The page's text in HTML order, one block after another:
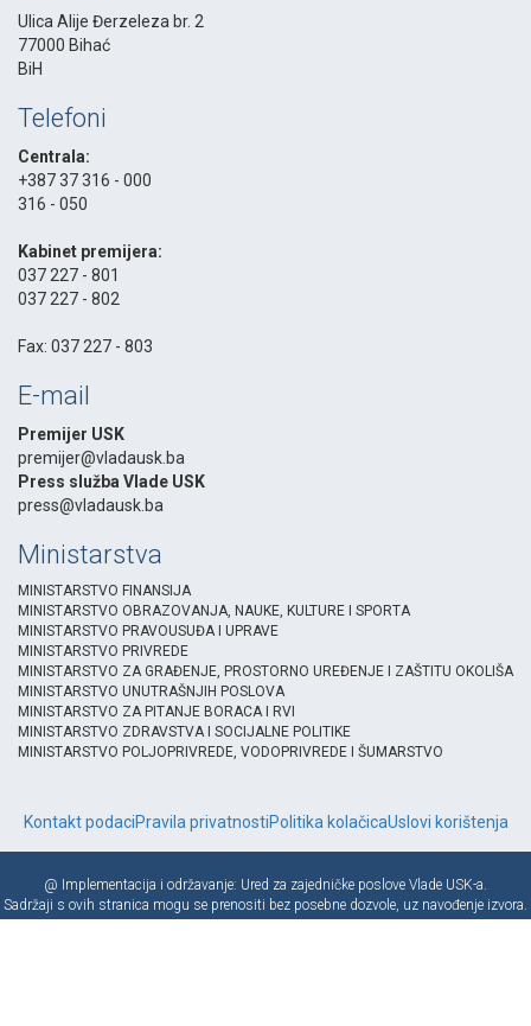
Ulica Alije Đerzeleza br. 2
77000 Bihać
BiH
Telefoni
Centrala:
+387 37 316 - 000
316 - 050
Kabinet premijera:
037 227 - 801
037 227 - 802
Fax: 037 227 - 803
E-mail
Premijer USK
premijer@vladausk.ba
Press služba Vlade USK
press@vladausk.ba
Ministarstva
MINISTARSTVO FINANSIJA
MINISTARSTVO OBRAZOVANJA, NAUKE, KULTURE I SPORTA
MINISTARSTVO PRAVOUSUĐA I UPRAVE
MINISTARSTVO PRIVREDE
MINISTARSTVO ZA GRAĐENJE, PROSTORNO UREĐENJE I ZAŠTITU OKOLIŠA
MINISTARSTVO UNUTRAŠNJIH POSLOVA
MINISTARSTVO ZA PITANJE BORACA I RVI
MINISTARSTVO ZDRAVSTVA I SOCIJALNE POLITIKE
MINISTARSTVO POLJOPRIVREDE, VODOPRIVREDE I ŠUMARSTVO
Kontakt podaciPravila privatnostiPolitika kolačicaUslovi korištenja
@ Implementacija i održavanje: Ured za zajedničke poslove Vlade USK-a.
Sadržaji s ovih stranica mogu se prenositi bez posebne dozvole, uz navođenje izvora.